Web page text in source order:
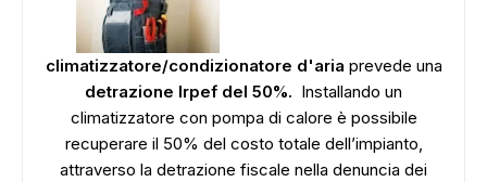
climatizzatore/condizionatore d'aria prevede una
detrazione Irpef del 50%. Installando un
climatizzatore con pompa di calore è possibile
recuperare il 50% del costo totale dell’impianto,
attraverso la detrazione fiscale nella denuncia dei